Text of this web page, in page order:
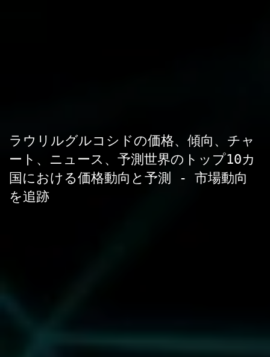
ラウリルグルコシドの価格、傾向、チャ
ート、ニュース、予測世界のトップ10カ
国における価格動向と予測 - 市場動向
を追跡